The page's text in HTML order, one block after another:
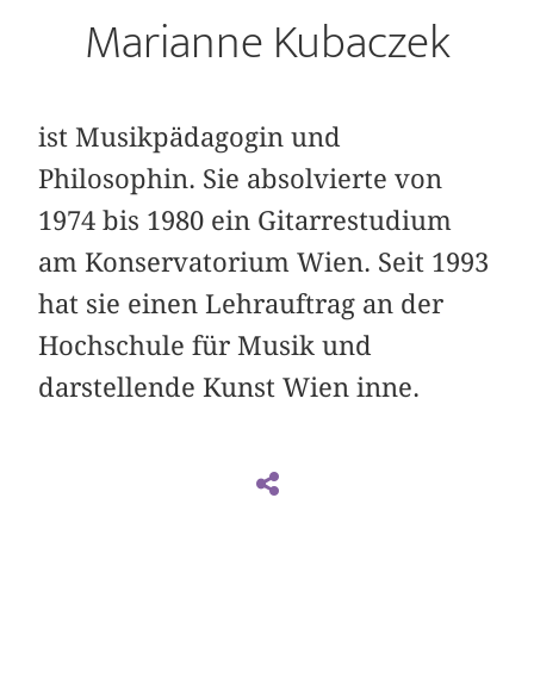
Marianne Kubaczek
ist Musikpädagogin und
Philosophin. Sie absolvierte von
1974 bis 1980 ein Gitarrestudium
am Konservatorium Wien. Seit 1993
hat sie einen Lehrauftrag an der
Hochschule für Musik und
darstellende Kunst Wien inne.